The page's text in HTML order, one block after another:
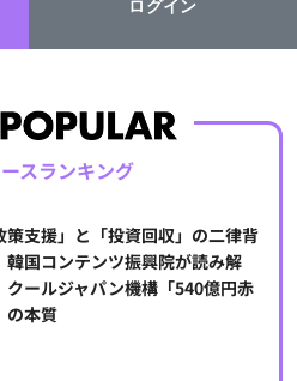
ログイン
スランキング
策支援」と「投資回収」の二律背
韓国コンテンツ振興院が読み解
クールジャパン機構「540億円赤
の本質